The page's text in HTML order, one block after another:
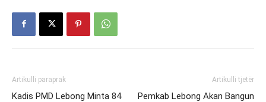
Artikulli paraprak
Kadis PMD Lebong Minta 84
Artikulli tjetër
Pemkab Lebong Akan Bangun